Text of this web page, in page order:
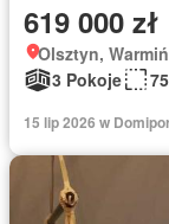
619 000 zł
Olsztyn,
3 Pokoje
15 lip 2026 w